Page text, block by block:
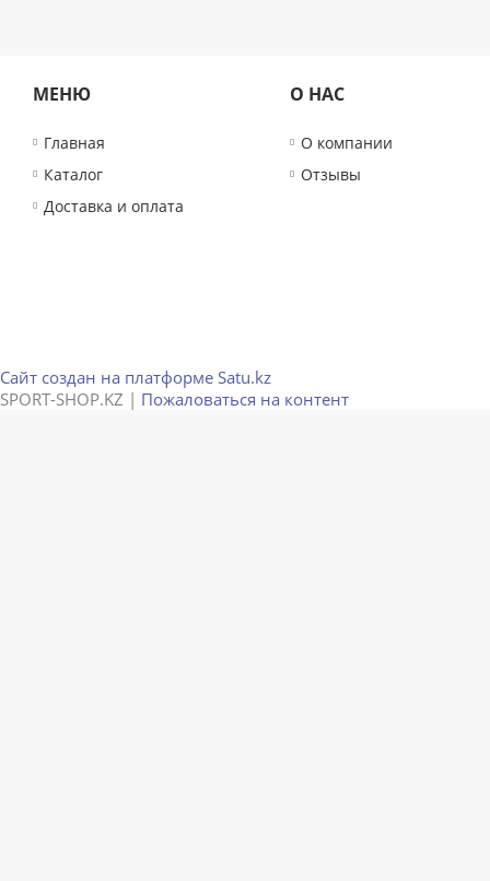
МЕНЮ
Главная
Каталог
Доставка и оплата
О НАС
О компании
Отзывы
Сайт создан на платформе Satu.kz
SPORT-SHOP.KZ | Пожаловаться на контент